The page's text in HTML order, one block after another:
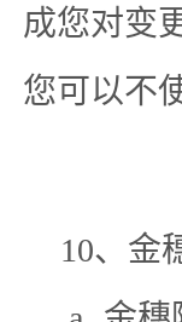
成您对变
您可以不
10、金